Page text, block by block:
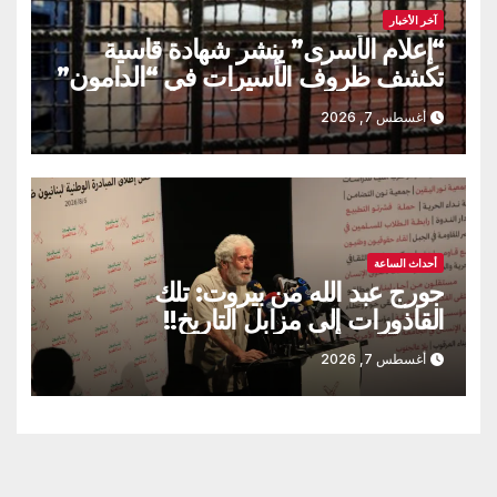
آخر الأخبار
“إعلام الأسرى” ينشر شهادة قاسية
تكشف ظروف الأسيرات في “الدامون”
أغسطس 7, 2026
أحداث الساعة
جورج عبد الله من بيروت: تلك
القاذورات إلى مزابل التاريخ!!
أغسطس 7, 2026